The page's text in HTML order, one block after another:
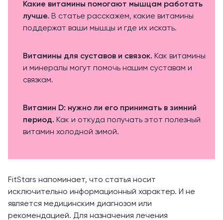
Какие витамины помогают мышцам работать
лучше. В статье расскажем, какие витамины
поддержат ваши мышцы и где их искать.
Витамины для суставов и связок. Как витамины
и минералы могут помочь нашим суставам и
связкам.
Витамин D: нужно ли его принимать в зимний
период. Как и откуда получать этот полезный
витамин холодной зимой.
FitStars напоминает, что статья носит
исключительно информационный характер. И не
является медицинским диагнозом или
рекомендацией. Для назначения лечения